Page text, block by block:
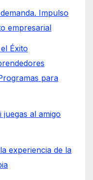
Impulso
empresarial
Éxito
para
al amigo
experiencia de la